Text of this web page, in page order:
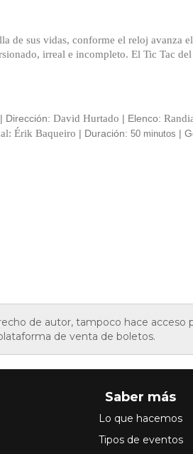
de sus vidas, conforme el reloj avanza
irreal e incompleto. El Tic Tac
| Dirección: David Hurtado | Elenco:
Érik Baqueiro | Duración: 50 minutos |
de autor, tampoco hace
de venta de boletos.
Saber más
Lo que hacemos
Tipos de eventos